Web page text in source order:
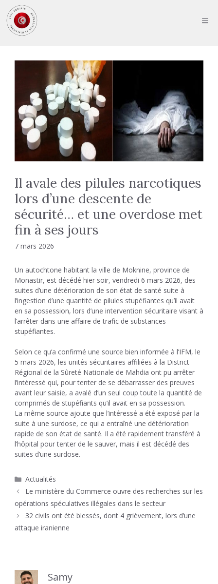
au
contenu
Il avale des pilules narcotiques
lors d’une descente de
sécurité… et une overdose met
fin à ses jours
7 mars 2026
Un autochtone habitant la ville de Moknine, province de
Monastir, est décédé hier soir, vendredi 6 mars 2026, des
suites d’une détérioration de son état de santé suite à
l’ingestion d’une quantité de pilules stupéfiantes qu’il avait
en sa possession, lors d’une intervention sécuritaire visant à
l’arrêter dans une affaire de trafic de substances
stupéfiantes.
Selon ce qu’a confirmé une source bien informée à l’IFM, le
5 mars 2026, les unités sécuritaires affiliées à la District
Régional de la Sûreté Nationale de Mahdia ont pu arrêter
l’intéressé qui, pour tenter de se débarrasser des preuves
avant leur saisie, a avalé d’un seul coup toute la quantité de
comprimés de stupéfiants qu’il avait en sa possession.
La même source ajoute que l’intéressé a été exposé par la
suite à une surdose, ce qui a entraîné une détérioration
rapide de son état de santé. Il a été rapidement transféré à
l’hôpital pour tenter de le sauver, mais il est décédé des
suites d’une surdose.
Catégories
Actualités
Le ministère du Commerce ouvre des recherches sur les
opérations spéculatives illégales dans le secteur
32 civils ont été blessés, dont 4 grièvement, lors d’une
attaque iranienne
Samy